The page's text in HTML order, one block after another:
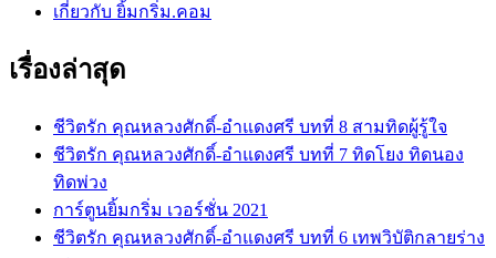
เกี่ยวกับ ยิ้มกริ่ม.คอม
เรื่องล่าสุด
ชีวิตรัก คุณหลวงศักดิ์-อำแดงศรี บทที่ 8 สามทิดผู้รู้ใจ
ชีวิตรัก คุณหลวงศักดิ์-อำแดงศรี บทที่ 7 ทิดโยง ทิดนอง
ทิดพ่วง
การ์ตูนยิ้มกริ่ม เวอร์ชั่น 2021
ชีวิตรัก คุณหลวงศักดิ์-อำแดงศรี บทที่ 6 เทพวิบัติกลายร่าง